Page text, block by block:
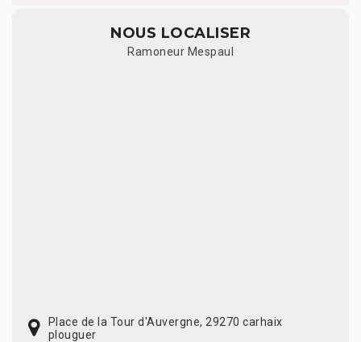
NOUS LOCALISER
Ramoneur Mespaul
Place de la Tour d'Auvergne, 29270 carhaix
plouguer